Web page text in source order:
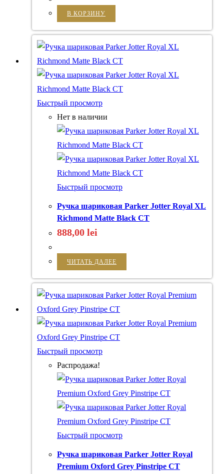
В КОРЗИНУ
Быстрый просмотр
Нет в наличии
Быстрый просмотр
Ручка шариковая Parker Jotter Royal XL
Richmond Matte Black CT
888,00 lei
ЧИТАТЬ ДАЛЕЕ
Быстрый просмотр
Распродажа!
Быстрый просмотр
Ручка шариковая Parker Jotter Royal
Premium Oxford Grey Pinstripe CT